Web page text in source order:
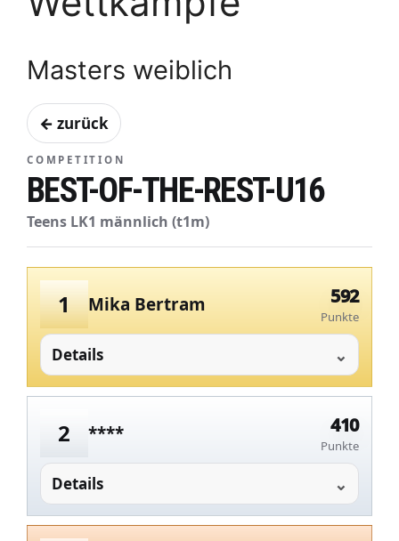
Masters weiblich
← zurück
COMPETITION
BEST-OF-THE-REST-U16
Teens LK1 männlich (t1m)
1 Mika Bertram 592
Punkte
Details
2 **** 410
Punkte
Details